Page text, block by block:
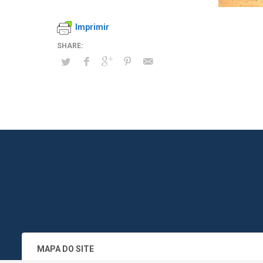
Imprimir
MAPA DO SITE